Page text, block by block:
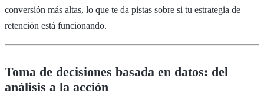
conversión más altas, lo que te da pistas sobre si tu estrategia de
retención está funcionando.
Toma de decisiones basada en datos: del
análisis a la acción